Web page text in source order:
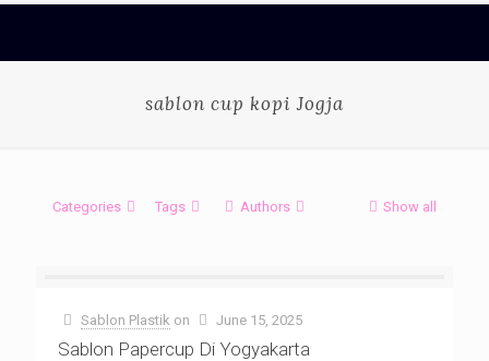
sablon cup kopi Jogja
Categories Tags Authors Show all
Sablon Plastik on June 15, 2025
Sablon Papercup Di Yogyakarta